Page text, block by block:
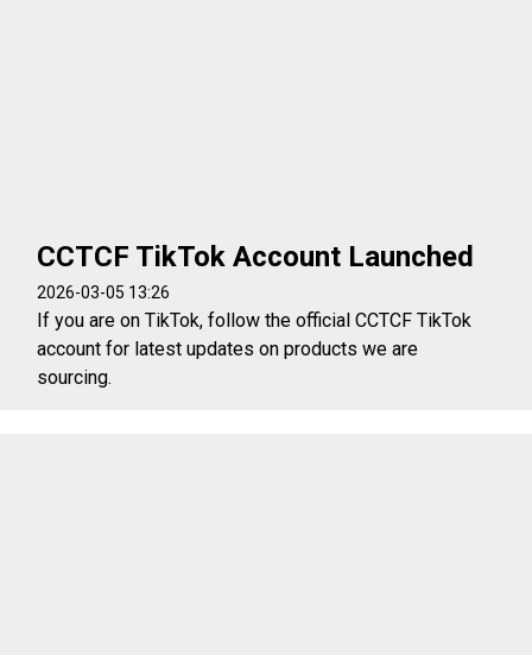
CCTCF TikTok Account Launched
2026-03-05 13:26
If you are on TikTok, follow the official CCTCF TikTok
account for latest updates on products we are
sourcing.